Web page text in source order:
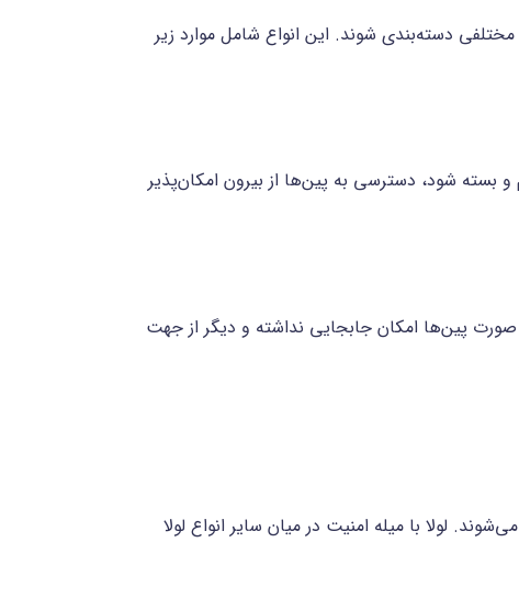
دسته‌بندی شوند. این انواع شامل موارد زیر
بسته شود، دسترسی به پین‌ها از بیرون امکان‌پذیر
صورت پین‌ها امکان جابجایی نداشته و دیگر از جهت
لولا با میله امنیت در میان سایر انواع لولا